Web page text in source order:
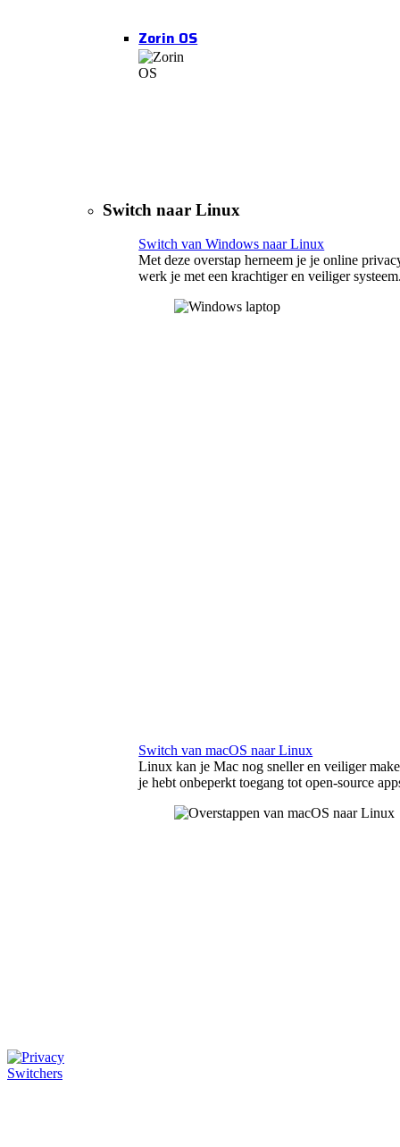
Zorin OS
Switch naar Linux
Switch van Windows naar Linux
Met deze overstap herneem je je online
werk je met een krachtiger en veiliger
Switch van macOS naar Linux
Linux kan je Mac nog sneller en veiliger
je hebt onbeperkt toegang tot open-source